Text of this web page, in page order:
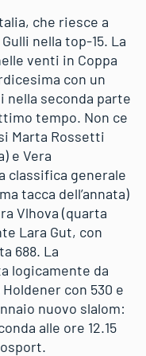
che riesce a
nella top-15. La
venti in Coppa
con un
nella seconda parte
tempo. Non ce
Marta Rossetti
e Vera
classifica generale
tacca dell’annata)
Vlhova (quarta
Lara Gut, con
688. La
logicamente da
con 530 e
nuovo slalom:
alle ore 12.15